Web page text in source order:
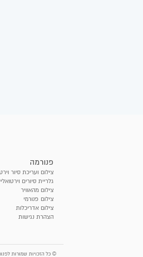
פנורמה
צילום ועריכת סיור
גלריית סיורים
צילום מהאוויר
צילום פנורמי
צילום אדריכלות
הצהרת נגישות
© כל הזכויות שמורות לפנורמה